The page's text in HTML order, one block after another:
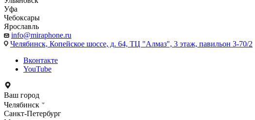
Уфа
Чебоксары
Ярославль
info@miraphone.ru
Челябинск, Копейское шоссе, д. 64, ТЦ "Алмаз", 3 этаж, павильон 3-70/2
Вконтакте
YouTube
Ваш город
Челябинск
Санкт-Петербург